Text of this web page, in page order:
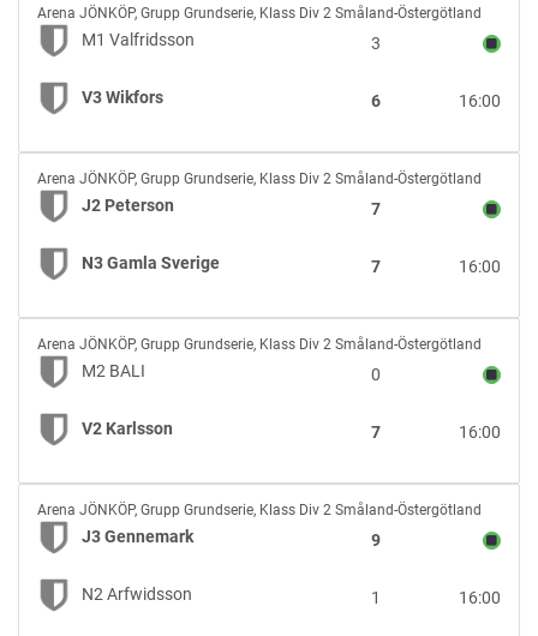
M1
Valfridsson
vs
V3
Wikfors
Arena JÖNKÖP, Grupp Grundserie, Klass Div 2 Småland-Östergötland
M1 Valfridsson 3
V3 Wikfors 16:00
6
J2
Peterson
vs
N3
Gamla
Arena JÖNKÖP, Grupp Grundserie, Klass Div 2 Småland-Östergötland
J2 Peterson 7
N3 Gamla Sverige 16:00
7
M2
BALI
vs
V2
Karlsson
Arena JÖNKÖP, Grupp Grundserie, Klass Div 2 Småland-Östergötland
M2 BALI 0
V2 Karlsson 16:00
7
J3
Gennemark
vs
N2
Arfwidsson
Arena JÖNKÖP, Grupp Grundserie, Klass Div 2 Småland-Östergötland
J3 Gennemark 9
N2 Arfwidsson 16:00
1